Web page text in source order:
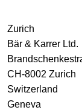
Zurich
Bär & Karrer Ltd.
CH-8002 Zurich
Switzerland
Geneva